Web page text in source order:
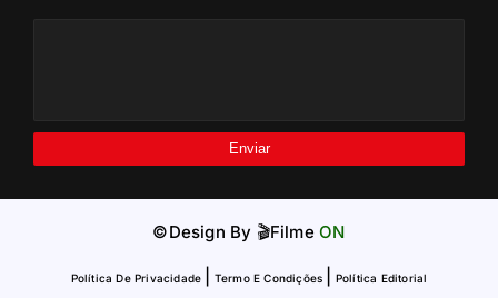
©Design By 🎬Filme ON
Política De Privacidade Termo E Condições Política Editorial